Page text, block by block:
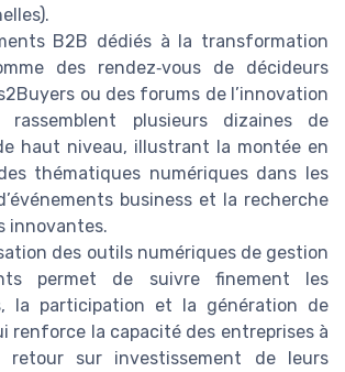
B2B dédiés à la transformation
des rendez‑vous de décideurs
ou des forums de l’innovation
rassemblent plusieurs dizaines de
haut niveau, illustrant la montée en
thématiques numériques dans les
business et la recherche
innovantes.
des outils numériques de gestion
permet de suivre finement les
la participation et la génération de
renforce la capacité des entreprises à
retour sur investissement de leurs